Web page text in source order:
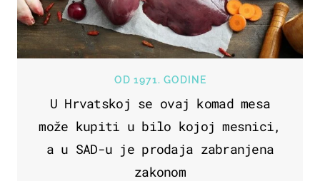
OD 1971. GODINE
U Hrvatskoj se ovaj komad mesa
može kupiti u bilo kojoj mesnici,
a u SAD-u je prodaja zabranjena
zakonom